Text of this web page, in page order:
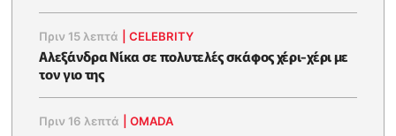
Πριν 15 λεπτά |CELEBRITY
Αλεξάνδρα Νίκα σε πολυτελές σκάφος χέρι-χέρι με
τον γιο της
Πριν 16 λεπτά |OMADA